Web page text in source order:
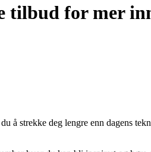
tilbud for mer
å strekke deg lengre enn dagens